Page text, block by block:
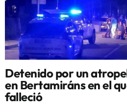
Detenido por un
en Bertamiráns en el
falleció